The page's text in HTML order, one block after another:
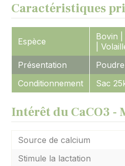
Caractéristiques
Espèce
Bovin
|
Présentation
Poudre
Conditionnement
Sac
Intérêt du CaCO3 -
Source de calcium
Stimule la lactation